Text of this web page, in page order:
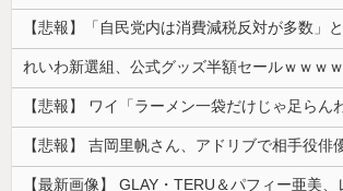
れいわ新選組、公式グッズ半額セールｗｗｗｗ